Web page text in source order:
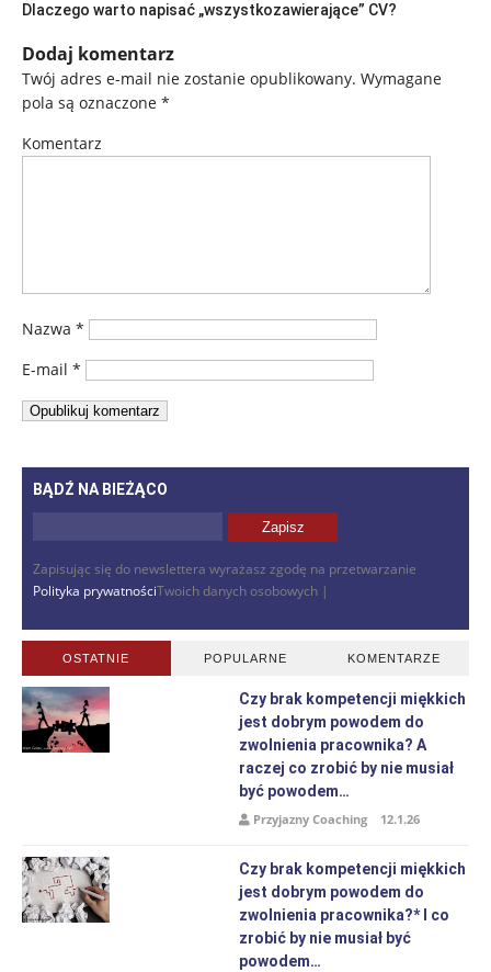
Dlaczego warto napisać „wszystkozawierające” CV?
Dodaj komentarz
Twój adres e-mail nie zostanie opublikowany. Wymagane
pola są oznaczone *
Komentarz
Nazwa *
E-mail *
BĄDŹ NA BIEŻĄCO
Zapisując się do newslettera wyrażasz zgodę na przetwarzanie
Twoich danych osobowych |
Polityka prywatności
OSTATNIE POPULARNE KOMENTARZE
Czy brak kompetencji miękkich
jest dobrym powodem do
zwolnienia pracownika? A
raczej co zrobić by nie musiał
być powodem…
Przyjazny Coaching 12.1.26
Czy brak kompetencji miękkich
jest dobrym powodem do
zwolnienia pracownika?* I co
zrobić by nie musiał być
powodem…